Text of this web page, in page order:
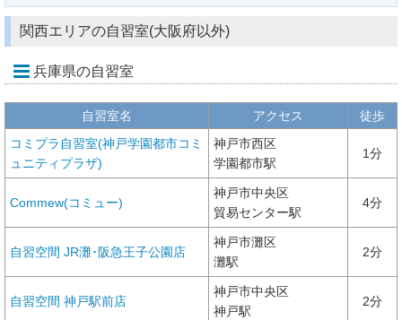
関西エリアの自習室(大阪府以外)
兵庫県の自習室
自習室名 アクセス
徒歩
コミプラ自習室(神戸学園都市コミ
ュニティプラザ)
神戸市西区
学園都市駅
1分
Commew(コミュー)
神戸市中央区
貿易センター駅
4分
自習空間 JR灘･阪急王子公園店
神戸市灘区
灘駅
2分
自習空間 神戸駅前店
神戸市中央区
神戸駅
2分